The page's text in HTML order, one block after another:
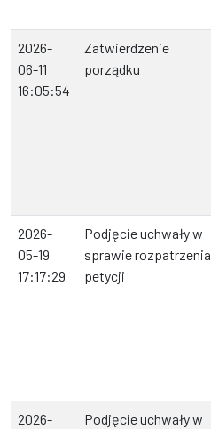
2026-
06-11
16:05:54
Zatwierdzenie
porządku
2026-
05-19
17:17:29
Podjęcie uchwały w
sprawie rozpatrzenia
petycji
2026-
Podjęcie uchwały w